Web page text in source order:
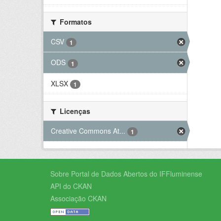
Formatos
CSV
1
ODS 1
XLSX 1
Licenças
Creative Commons At...
1
Sobre Portal de Dados Abertos do IFFluminense
API do CKAN
Associação CKAN